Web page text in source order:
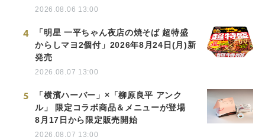
2026.08.06 13:00
4
「明星 一平ちゃん夜店の焼そば 超特盛
からしマヨ2個付」2026年8月24日(月)新
発売
2026.08.07 13:00
5
「横濱ハーバー」×「柳原良平 アンク
ル」 限定コラボ商品＆メニューが登場
8月17日から限定販売開始
2026.08.07 13:00